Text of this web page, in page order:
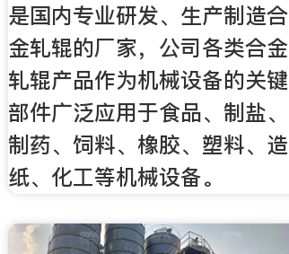
是国内专业研发、生产制造合
金轧辊的厂家，公司各类合金
轧辊产品作为机械设备的关键
部件广泛应用于食品、制盐、
制药、饲料、橡胶、塑料、造
纸、化工等机械设备。